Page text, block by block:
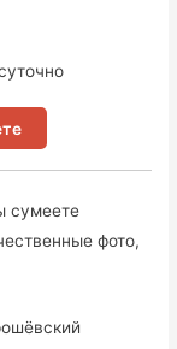
сумеете
фото,